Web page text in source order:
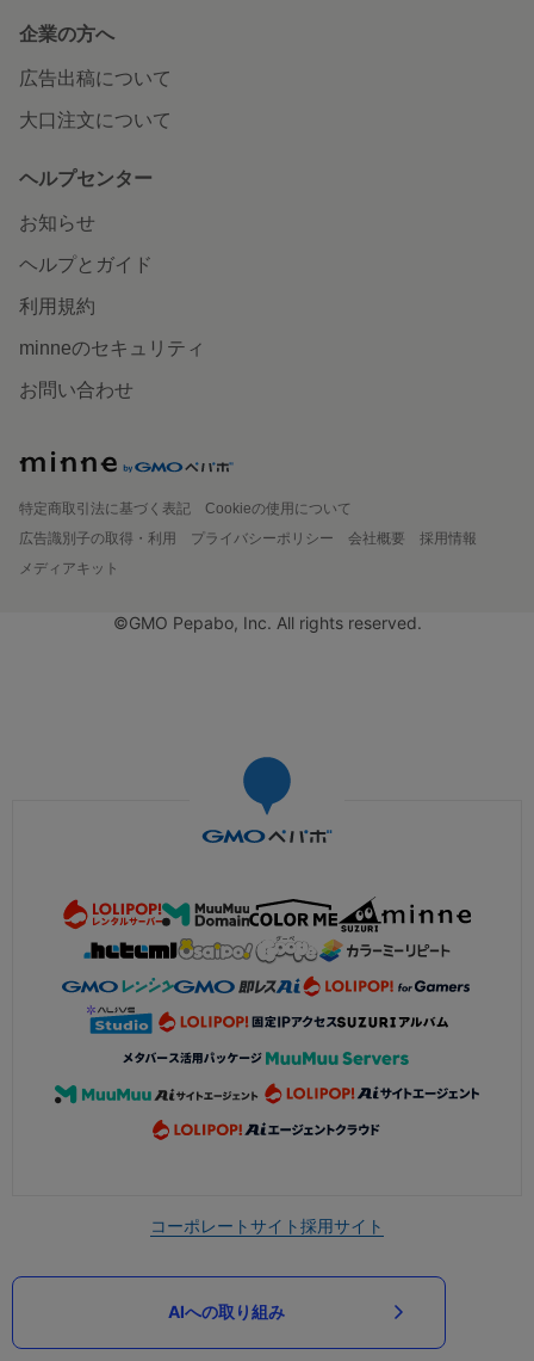
企業の方へ
広告出稿について
大口注文について
ヘルプセンター
お知らせ
ヘルプとガイド
利用規約
minneのセキュリティ
お問い合わせ
特定商取引法に基づく表記
Cookieの使用について
広告識別子の取得・利用
プライバシーポリシー 会社概要
採用情報
メディアキット
©GMO Pepabo, Inc. All rights reserved.
コーポレートサイト採用サイト
AIへの取り組み